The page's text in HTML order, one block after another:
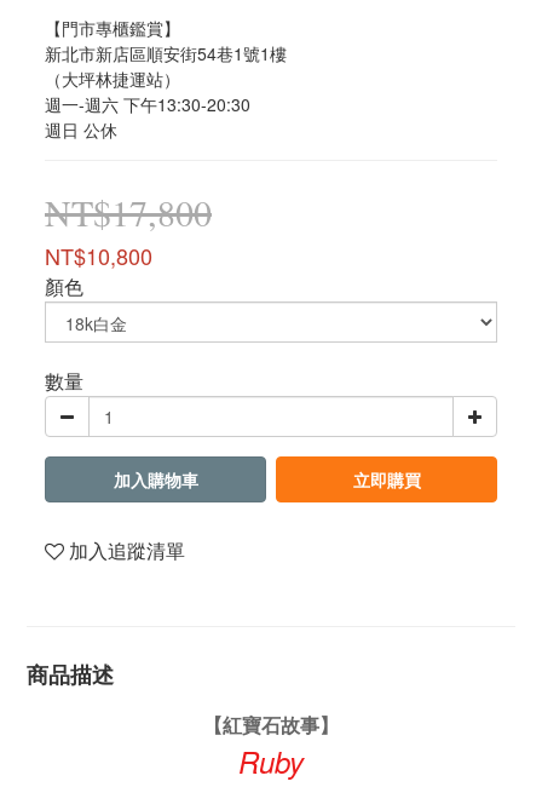
【門市專櫃鑑賞】
新北市新店區順安街54巷1號1樓
（大坪林捷運站）
週一-週六 下午13:30-20:30
週日 公休
NT$17,800
NT$10,800
顏色
數量
加入購物車 立即購買
加入追蹤清單
商品描述
【紅寶石故事】
Ruby